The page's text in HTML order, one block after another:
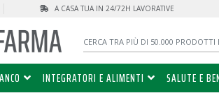
A CASA TUA IN 24/72H LAVORATIVE
INTEGRATORI E ALIMENTI SALUTE E